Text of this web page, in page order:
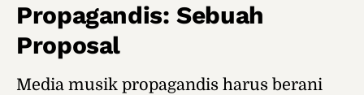
Propagandis: Sebuah
Proposal
Media musik propagandis harus berani